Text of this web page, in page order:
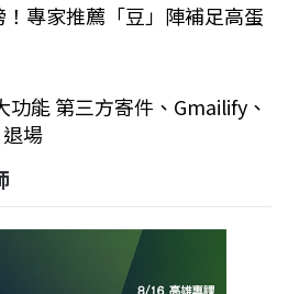
專家推薦「豆」陣補足高蛋
能 第三方寄件、Gmailify、
場